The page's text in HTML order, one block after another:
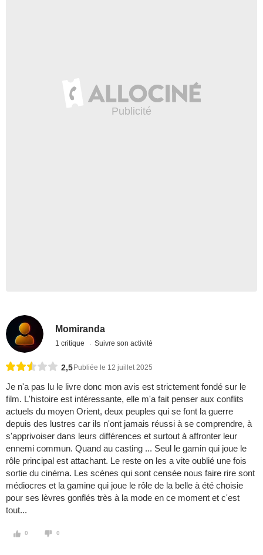
Momiranda
1 critique Suivre son activité
2,5 Publiée le 12 juillet 2025
Je n'a pas lu le livre donc mon avis est strictement fondé sur le
film. L'histoire est intéressante, elle m'a fait penser aux conflits
actuels du moyen Orient, deux peuples qui se font la guerre
depuis des lustres car ils n'ont jamais réussi à se comprendre, à
s'apprivoiser dans leurs différences et surtout à affronter leur
ennemi commun. Quand au casting ... Seul le gamin qui joue le
rôle principal est attachant. Le reste on les a vite oublié une fois
sortie du cinéma. Les scènes qui sont censée nous faire rire sont
médiocres et la gamine qui joue le rôle de la belle à été choisie
pour ses lèvres gonflés très à la mode en ce moment et c'est
tout...
0 0